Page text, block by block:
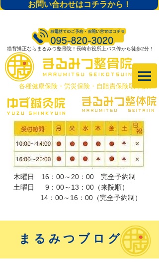
お問い合わせはコチラから！
猫背矯正ならまるみつ整骨院！長崎市役所上バス停から徒歩2分！
​各種健康保険・労災保険・自賠責保険取り扱い
木曜日 16：00～20：00 完全予約制
土曜日 9：00～13：00（来院順）
​ 14：00～16：00（完全予約制）
まるみつブログ